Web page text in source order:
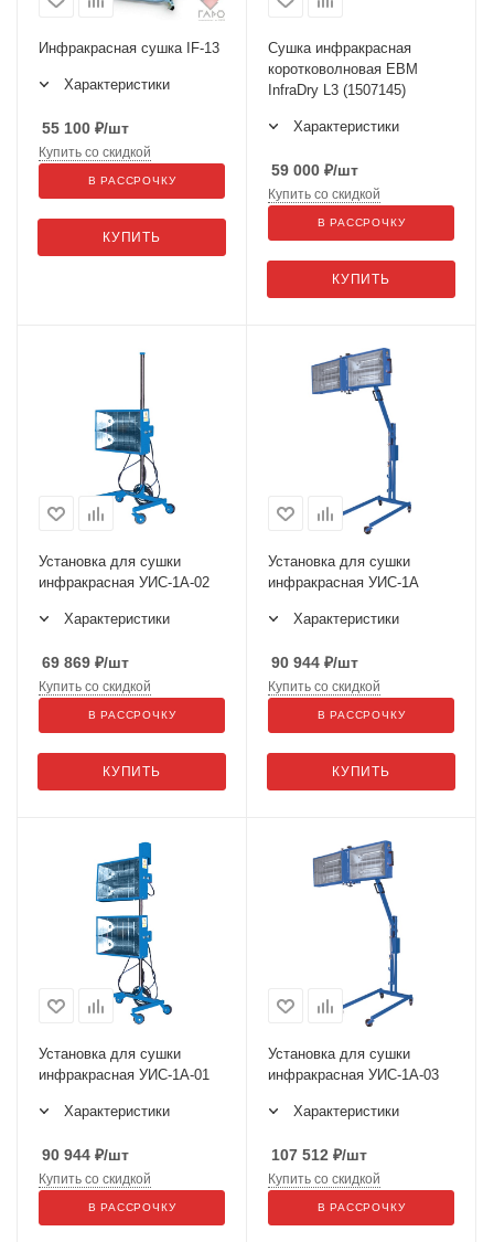
Инфракрасная сушка IF-13
Характеристики
55 100 ₽/шт
КУПИТЬ
Купить со скидкой
В РАССРОЧКУ
Сушка инфракрасная
коротковолновая ЕВМ
InfraDry L3 (1507145)
Характеристики
59 000 ₽/шт
КУПИТЬ
Купить со скидкой
В РАССРОЧКУ
Установка для сушки
инфракрасная УИС-1А-02
Характеристики
69 869 ₽/шт
КУПИТЬ
Купить со скидкой
В РАССРОЧКУ
Установка для сушки
инфракрасная УИС-1А
Характеристики
90 944 ₽/шт
КУПИТЬ
Купить со скидкой
В РАССРОЧКУ
Установка для сушки
инфракрасная УИС-1А-01
Характеристики
90 944 ₽/шт
Купить со скидкой
В РАССРОЧКУ
Установка для сушки
инфракрасная УИС-1А-03
Характеристики
107 512 ₽/шт
Купить со скидкой
В РАССРОЧКУ